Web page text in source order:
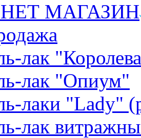
МАГАЗИН
лак
лак "Опиум"
лаки "Lady"
лак